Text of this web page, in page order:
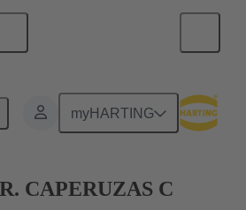
myHARTING
CAPERUZAS C